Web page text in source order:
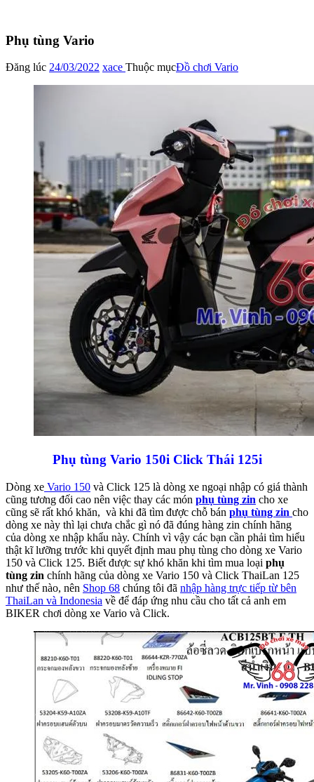
Phụ tùng Vario
Đăng lúc 24/03/2022 xace Thuộc mụcĐồ chơi Vario
Phụ tùng Vario 150i Click Thái 125i
Dòng xe Vario 150 và Click 125 là dòng xe ngoại nhập có giá thành
cũng tương đối cao nên việc thay các món phụ tùng zin cho xe
cũng sẽ rất khó khăn, và khi đã tìm được chỗ bán phụ tùng zin cho
dòng xe này thì lại chưa chắc gì nó đã đúng hàng zin chính hãng
của dòng xe nhập khẩu này. Chính vì vậy các bạn cần phải tìm hiểu
thật kĩ lưỡng trước khi quyết định mau phụ tùng cho dòng xe Vario
150 và Click 125. Biết được sự khó khăn khi tìm mua loại phụ
tùng zin chính hãng của dòng xe Vario 150 và Click ThaiLan 125
như thế nào, nên Shop 68 chúng tôi đã nhập hàng trực tiếp từ bên
ThaiLan và Indonesia về để đáp ứng nhu cầu cho tất cả anh em
BIKER chơi dòng xe Vario và Click.